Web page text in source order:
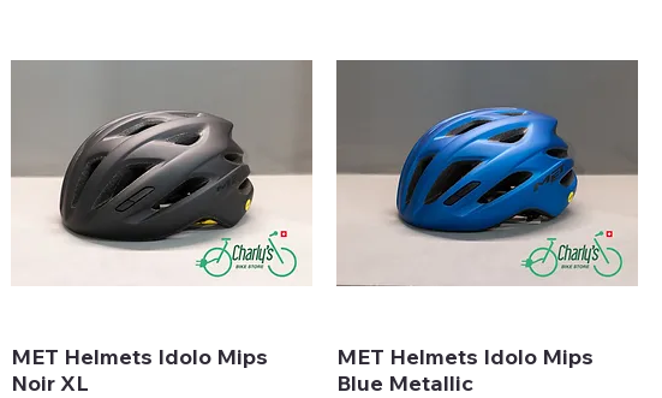
MET Helmets Idolo Mips
Noir XL
MET Helmets Idolo Mips
Blue Metallic